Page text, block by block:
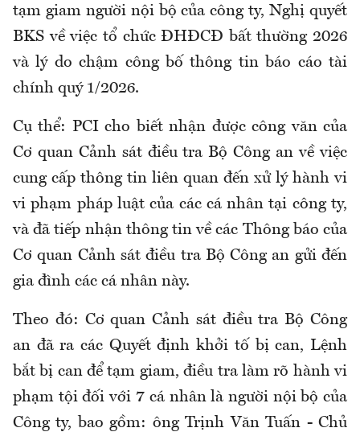
tạm giam người nội bộ của công ty, Nghị quyết
BKS về việc tổ chức ĐHĐCĐ bất thường 2026
và lý do chậm công bố thông tin báo cáo tài
chính quý 1/2026.
Cụ thể: PCI cho biết nhận được công văn của
Cơ quan Cảnh sát điều tra Bộ Công an về việc
cung cấp thông tin liên quan đến xử lý hành vi
vi phạm pháp luật của các cá nhân tại công ty,
và đã tiếp nhận thông tin về các Thông báo của
Cơ quan Cảnh sát điều tra Bộ Công an gửi đến
gia đình các cá nhân này.
Theo đó: Cơ quan Cảnh sát điều tra Bộ Công
an đã ra các Quyết định khởi tố bị can, Lệnh
bắt bị can để tạm giam, điều tra làm rõ hành vi
phạm tội đối với 7 cá nhân là người nội bộ của
Công ty, bao gồm: ông Trịnh Văn Tuấn - Chủ